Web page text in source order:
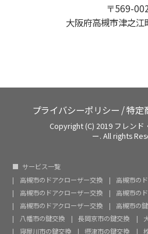
〒569-
大阪府高槻市津之
プライバシーポリシー /特定
Copyright (C) 2019 フレンド
ー. All rights
サービス一覧
高槻市のドアクローザー交換
高槻市の
高槻市のドアクローザー交換
高槻市の
高槻市のドアクローザー交換
高槻市の
八幡市の鍵交換
長岡京市の鍵交換
寝屋川市の鍵交換
摂津市の鍵交換